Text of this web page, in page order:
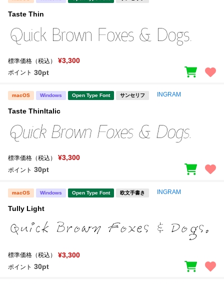
Taste Thin
標準価格（税込） ¥3,300
ポイント 30pt
macOS Windows Open Type Font サンセリフ INGRAM
Taste ThinItalic
標準価格（税込） ¥3,300
ポイント 30pt
macOS Windows Open Type Font 欧文手書き INGRAM
Tully Light
標準価格（税込） ¥3,300
ポイント 30pt